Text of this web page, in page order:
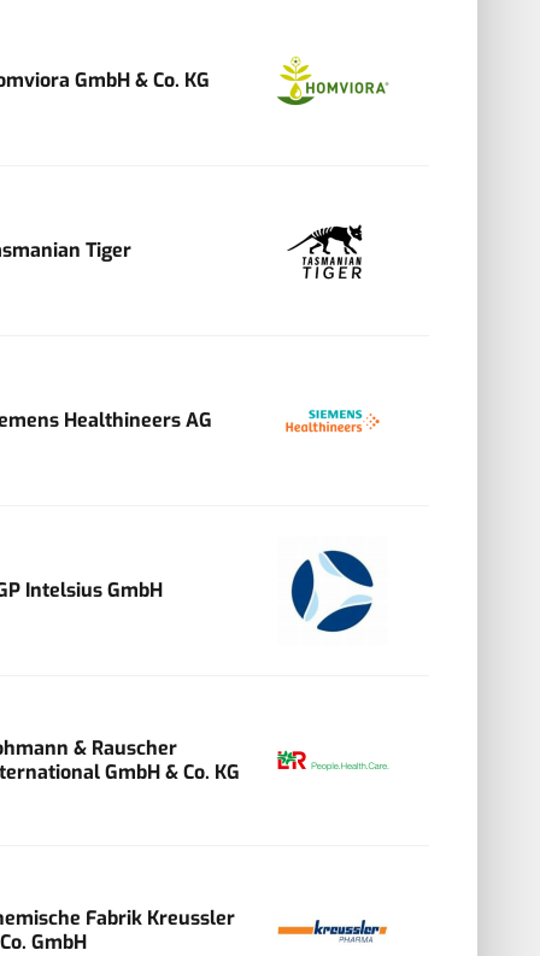
GmbH & Co. KG
Tiger
Healthineers AG
Intelsius GmbH
& Rauscher
GmbH & Co. KG
Fabrik Kreussler
GmbH